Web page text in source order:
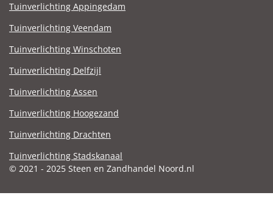
Tuinverlichting Appingedam
Tuinverlichting Veendam
Tuinverlichting Winschoten
Tuinverlichting Delfzijl
Tuinverlichting Assen
Tuinverlichting Hoogezand
Tuinverlichting Drachten
Tuinverlichting Stadskanaal
© 2021 - 2025 Steen en Zandhandel Noord.nl